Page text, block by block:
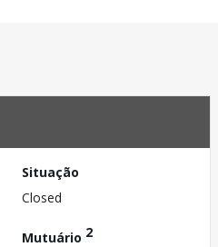
Situação
Closed
Mutuário 2